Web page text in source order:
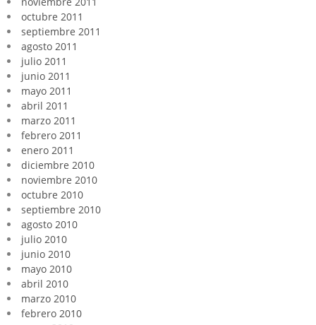
octubre 2011
septiembre 2011
agosto 2011
julio 2011
junio 2011
mayo 2011
abril 2011
marzo 2011
febrero 2011
enero 2011
diciembre 2010
noviembre 2010
octubre 2010
septiembre 2010
agosto 2010
julio 2010
junio 2010
mayo 2010
abril 2010
marzo 2010
febrero 2010